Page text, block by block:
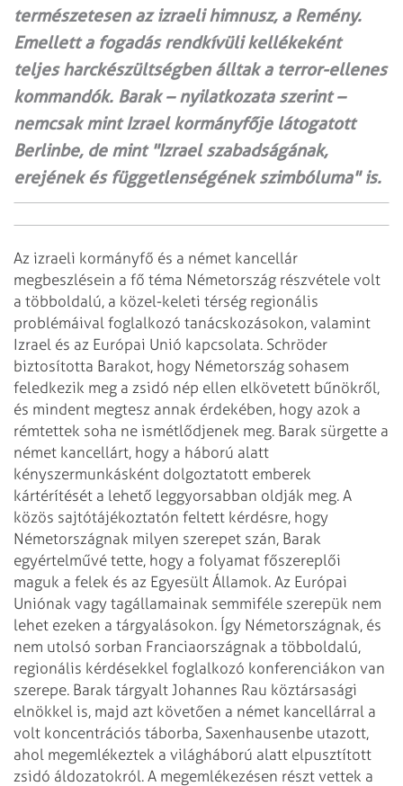
természetesen az izraeli himnusz, a Remény.
Emellett a fogadás rendkívüli kellékeként
teljes harckészültségben álltak a terror-ellenes
kommandók. Barak – nyilatkozata szerint –
nemcsak mint Izrael kormányfője látogatott
Berlinbe, de mint "Izrael szabadságának,
erejének és függetlenségének szimbóluma" is.
Az izraeli kormányfő és a német kancellár
megbeszlésein a fő téma Németország részvétele volt
a többoldalú, a közel-keleti térség regionális
problémáival foglalkozó tanácskozásokon, valamint
Izrael és az Európai Unió kapcsolata. Schröder
biztosította Barakot, hogy Németország sohasem
feledkezik meg a zsidó nép ellen elkövetett bűnökről,
és mindent megtesz annak érdekében, hogy azok a
rémtettek soha ne ismétlődjenek meg. Barak sürgette a
német kancellárt, hogy a háború alatt
kényszermunkásként dolgoztatott emberek
kártérítését a lehető leggyorsabban oldják meg. A
közös sajtótájékoztatón feltett kérdésre, hogy
Németországnak milyen szerepet szán, Barak
egyértelművé tette, hogy a folyamat főszereplői
maguk a felek és az Egyesült Államok. Az Európai
Uniónak vagy tagállamainak semmiféle szerepük nem
lehet ezeken a tárgyalásokon. Így Németországnak, és
nem utolsó sorban Franciaországnak a többoldalú,
regionális kérdésekkel foglalkozó konferenciákon van
szerepe. Barak tárgyalt Johannes Rau köztársasági
elnökkel is, majd azt követően a német kancellárral a
volt koncentrációs táborba, Saxenhausenbe utazott,
ahol megemlékeztek a világháború alatt elpusztított
zsidó áldozatokról. A megemlékezésen részt vettek a